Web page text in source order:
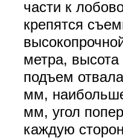
части к
крепятся
метра,
подъем
мм,
мм, угол
каждую